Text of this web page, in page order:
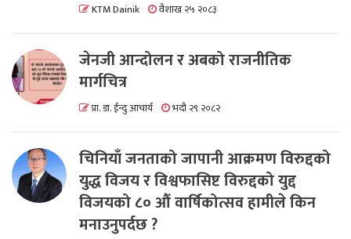
KTM Dainik वैशाख २५ २०८३
जेनजी आन्दोलन र अबको राजनीतिक
मार्गचित्र
प्रा. डा. ईन्दु आचार्य भदौ २९ २०८२
चिनियाँ जनताको जापानी आक्रमण विरुद्दको
युद्ध विजय र विश्वफासिष्ट विरुद्दको युद्द
विजयको ८० औं वार्षिकोत्सव हामीले किन
मनाउनुपर्दछ ?